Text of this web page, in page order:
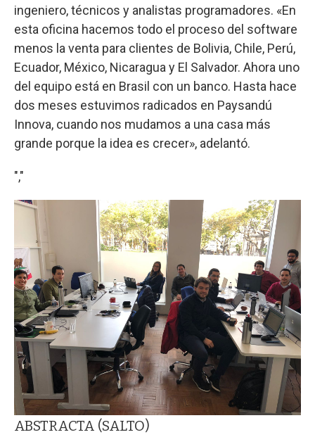
ingeniero, técnicos y analistas programadores. «En
esta oficina hacemos todo el proceso del software
menos la venta para clientes de Bolivia, Chile, Perú,
Ecuador, México, Nicaragua y El Salvador. Ahora uno
del equipo está en Brasil con un banco. Hasta hace
dos meses estuvimos radicados en Paysandú
Innova, cuando nos mudamos a una casa más
grande porque la idea es crecer», adelantó.
","
ABSTRACTA (SALTO)